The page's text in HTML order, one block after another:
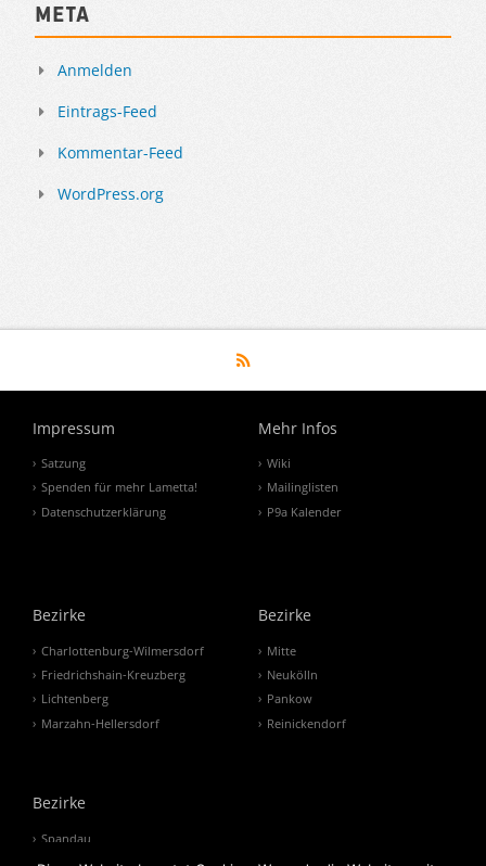
Meta
Anmelden
Eintrags-Feed
Kommentar-Feed
WordPress.org
Impressum
Satzung
Spenden für mehr Lametta!
Datenschutzerklärung
Mehr Infos
Wiki
Mailinglisten
P9a Kalender
Bezirke
Charlottenburg-Wilmersdorf
Friedrichshain-Kreuzberg
Lichtenberg
Marzahn-Hellersdorf
Bezirke
Mitte
Neukölln
Pankow
Reinickendorf
Bezirke
Spandau
Steglitz-Zehlendorf